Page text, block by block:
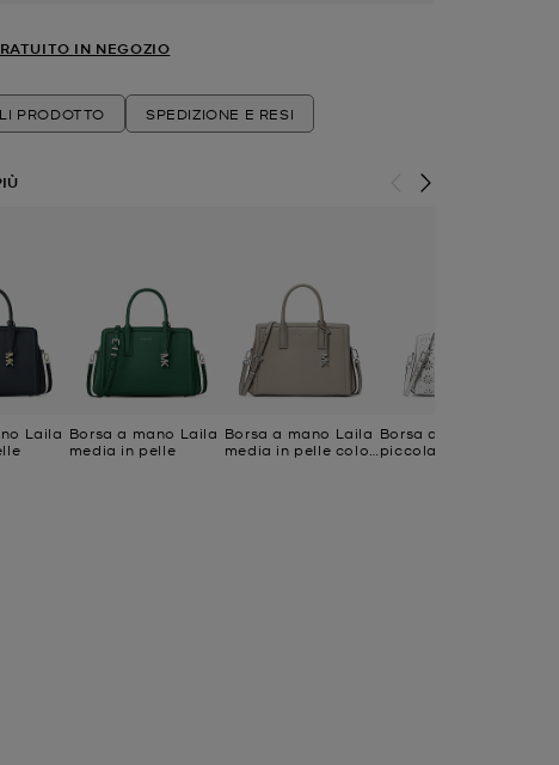
IN NEGOZIO
PRODOTTO SPEDIZIONE E RESI
Laila Borsa a mano Laila
media in pelle
Borsa a mano Laila
media in pelle color
Borsa a mano Laila
piccola in pelle